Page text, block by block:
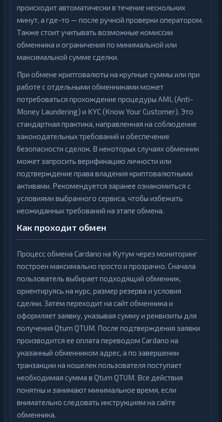
происходит автоматически в течение нескольких
минут, а где-то — после ручной проверки оператором.
Также стоит учитывать возможные комиссии
обменника и ограничения по минимальной или
максимальной сумме сделки.
При обмене криптовалюты на крупные суммы или при
работе с отдельными обменниками может
потребоваться прохождение процедуры AML (Anti-
Money Laundering) и KYC (Know Your Customer). Это
стандартная практика, направленная на соблюдение
законодательных требований и обеспечение
безопасности сделок. В некоторых случаях обменник
может запросить верификацию личности или
подтверждение права владения криптовалютными
активами. Рекомендуется заранее ознакомиться с
условиями выбранного сервиса, чтобы избежать
неожиданных требований на этапе обмена.
Как проходит обмен
Процесс обмена Cardano на Кутум через мониторинг
построен максимально просто и прозрачно. Сначала
пользователь выбирает подходящий обменник,
ориентируясь на курс, размер резерва и условия
сделки. Затем переходит на сайт обменника и
оформляет заявку, указывая сумму и реквизиты для
получения Qtum QTUM. После подтверждения заявки
производится ее оплата переводом Cardano на
указанный обменником адрес, а по завершении
транзакции на кошелек пользователя поступает
необходимая сумма в Qtum QTUM. Все действия
понятны и занимают минимальное время, если
внимательно следовать инструкциям на сайте
обменника.